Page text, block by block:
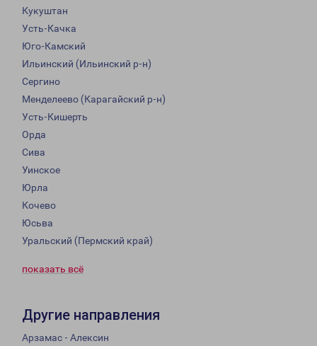
Кукуштан
Усть-Качка
Юго-Камский
Ильинский (Ильинский р-н)
Сергино
Менделеево (Карагайский р-н)
Усть-Кишерть
Орда
Сива
Уинское
Юрла
Кочево
Юсьва
Уральский (Пермский край)
показать всё
Другие направления
Арзамас - Алексин